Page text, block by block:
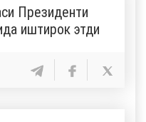
Президенти
иштирок этди